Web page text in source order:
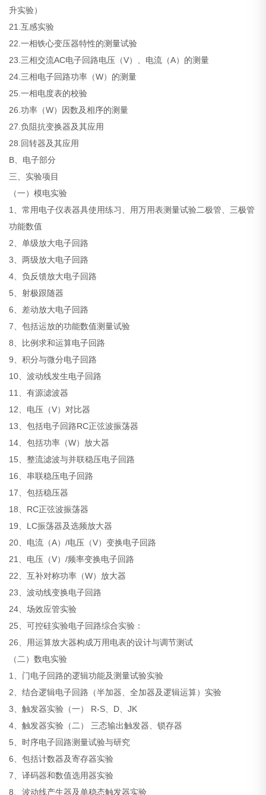
升实验）
21.互感实验
22.一相铁心变压器特性的测量试验
23.三相交流AC电子回路电压（V）、电流（A）的测量
24.三相电子回路功率（W）的测量
25.一相电度表的校验
26.功率（W）因数及相序的测量
27.负阻抗变换器及其应用
28.回转器及其应用
B、电子部分
三、实验项目
（一）模电实验
1、常用电子仪表器具使用练习、用万用表测量试验二极管、三极管
功能数值
2、单级放大电子回路
3、两级放大电子回路
4、负反馈放大电子回路
5、射极跟随器
6、差动放大电子回路
7、包括运放的功能数值测量试验
8、比例求和运算电子回路
9、积分与微分电子回路
10、波动线发生电子回路
11、有源滤波器
12、电压（V）对比器
13、包括电子回路RC正弦波振荡器
14、包括功率（W）放大器
15、整流滤波与并联稳压电子回路
16、串联稳压电子回路
17、包括稳压器
18、RC正弦波振荡器
19、LC振荡器及选频放大器
20、电流（A）/电压（V）变换电子回路
21、电压（V）/频率变换电子回路
22、互补对称功率（W）放大器
23、波动线变换电子回路
24、场效应管实验
25、可控硅实验电子回路综合实验：
26、用运算放大器构成万用电表的设计与调节测试
（二）数电实验
1、门电子回路的逻辑功能及测量试验实验
2、结合逻辑电子回路（半加器、全加器及逻辑运算）实验
3、触发器实验（一） R-S、D、JK
4、触发器实验（二） 三态输出触发器、锁存器
5、时序电子回路测量试验与研究
6、包括计数器及寄存器实验
7、译码器和数值选用器实验
8、波动线产生器及单稳态触发器实验